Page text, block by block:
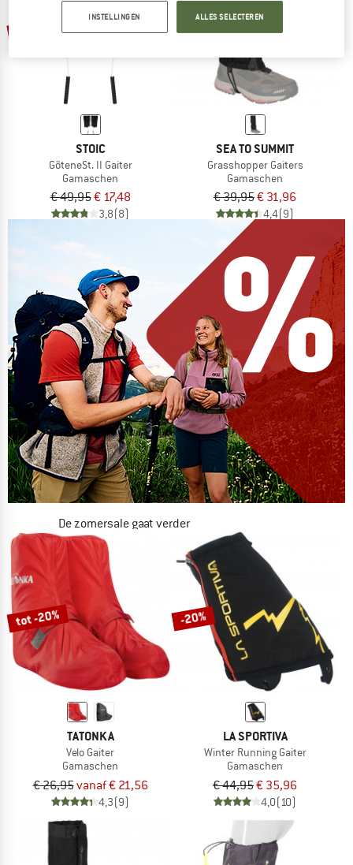
STOIC
GöteneSt. II Gaiter
Gamaschen
€ 49,95€ 17,48
3,8(8)
-20%
SEA TO SUMMIT
Grasshopper Gaiters
Gamaschen
€ 39,95€ 31,96
4,4(9)
De zomersale gaat verder
NU TOT MAAR LIEFST -50%
tot -20%
TATONKA
Velo Gaiter
Gamaschen
€ 26,95vanaf € 21,56
4,3(9)
-20%
LA SPORTIVA
Winter Running Gaiter
Gamaschen
€ 44,95€ 35,96
4,0(10)
INSTELLINGEN ALLES SELECTEREN